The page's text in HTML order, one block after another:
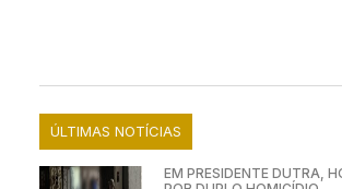
ÚLTIMAS NOTÍCIAS
EM PRESIDENTE DUTRA,